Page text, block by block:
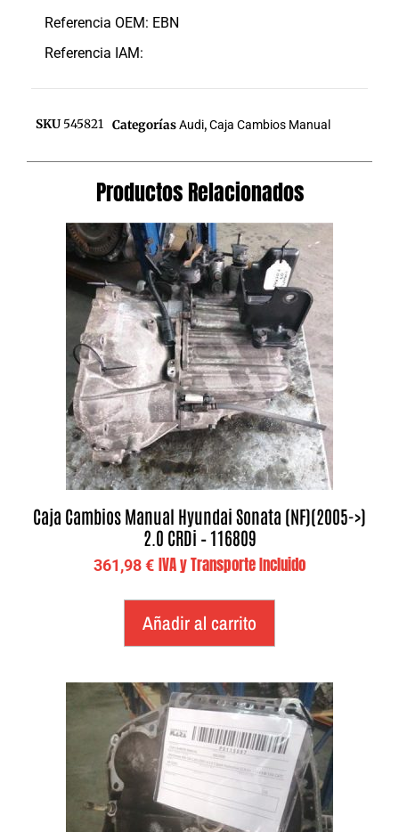
Referencia OEM: EBN
Referencia IAM:
SKU 545821 CategoríasAudi,Caja Cambios Manual
Productos Relacionados
Caja Cambios Manual Hyundai Sonata (NF)(2005->)
2.0 CRDi – 116809
361,98€ IVA y Transporte Incluido
Añadir al carrito